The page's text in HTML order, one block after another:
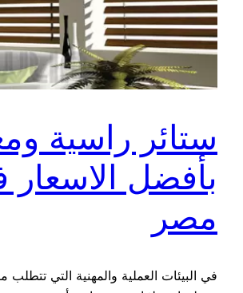
ستائر راسية
بأفضل
مصر
في البيئات العملية والمهنية التي تتطلب